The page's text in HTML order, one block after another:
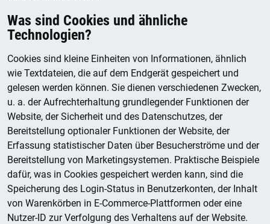
Was sind Cookies und ähnliche
Technologien?
Cookies sind kleine Einheiten von Informationen, ähnlich
wie Textdateien, die auf dem Endgerät gespeichert und
gelesen werden können. Sie dienen verschiedenen Zwecken,
u. a. der Aufrechterhaltung grundlegender Funktionen der
Website, der Sicherheit und des Datenschutzes, der
Bereitstellung optionaler Funktionen der Website, der
Erfassung statistischer Daten über Besucherströme und der
Bereitstellung von Marketingsystemen. Praktische Beispiele
dafür, was in Cookies gespeichert werden kann, sind die
Speicherung des Login-Status in Benutzerkonten, der Inhalt
von Warenkörben in E-Commerce-Plattformen oder eine
Nutzer-ID zur Verfolgung des Verhaltens auf der Website.